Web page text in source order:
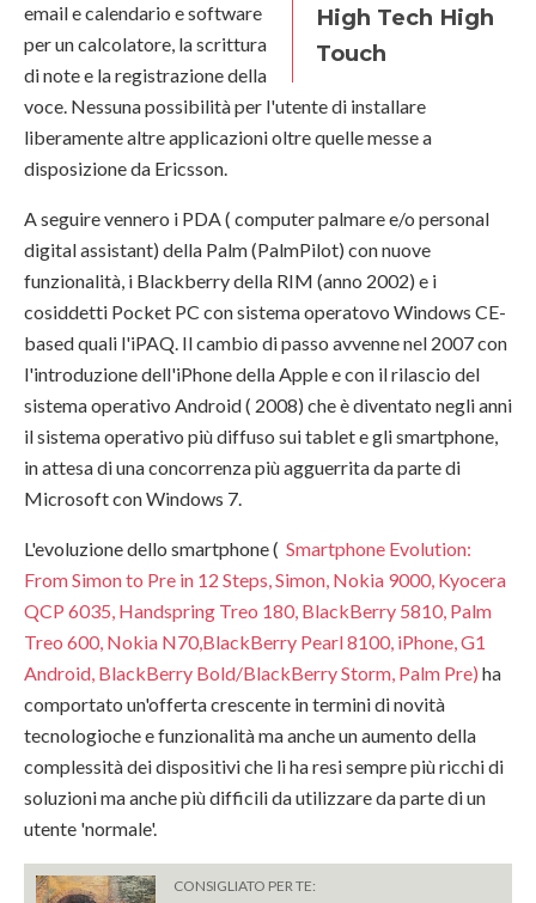
High Tech High
Touch
email e calendario e software
per un calcolatore, la scrittura
di note e la registrazione della
voce. Nessuna possibilità per l'utente di installare
liberamente altre applicazioni oltre quelle messe a
disposizione da Ericsson.
A seguire vennero i PDA ( computer palmare e/o personal
digital assistant) della Palm (PalmPilot) con nuove
funzionalità, i Blackberry della RIM (anno 2002) e i
cosiddetti Pocket PC con sistema operatovo Windows CE-
based quali l'iPAQ. Il cambio di passo avvenne nel 2007 con
l'introduzione dell'iPhone della Apple e con il rilascio del
sistema operativo Android ( 2008) che è diventato negli anni
il sistema operativo più diffuso sui tablet e gli smartphone,
in attesa di una concorrenza più agguerrita da parte di
Microsoft con Windows 7.
L'evoluzione dello smartphone ( Smartphone Evolution:
From Simon to Pre in 12 Steps,Simon, Nokia 9000, Kyocera
QCP 6035, Handspring Treo 180, BlackBerry 5810, Palm
Treo 600, Nokia N70,BlackBerry Pearl 8100, iPhone,G1
Android, BlackBerry Bold/BlackBerry Storm, Palm Pre) ha
comportato un'offerta crescente in termini di novità
tecnologioche e funzionalità ma anche un aumento della
complessità dei dispositivi che li ha resi sempre più ricchi di
soluzioni ma anche più difficili da utilizzare da parte di un
utente 'normale'.
CONSIGLIATO PER TE: